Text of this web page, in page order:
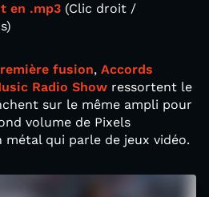
en .mp3 (Clic droit /
fusion, Accords
Radio Show ressortent le
sur le même ampli pour
volume de Pixels
métal qui parle de jeux vidéo.